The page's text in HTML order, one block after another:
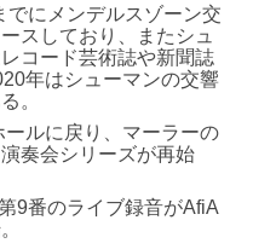
でにメンデルスゾーン交
スしており、またシュ
コード芸術誌や新聞誌
年はシューマンの交響
。
ルに戻り、マーラーの
奏会シリーズが再始
9番のライブ録音がAfiA